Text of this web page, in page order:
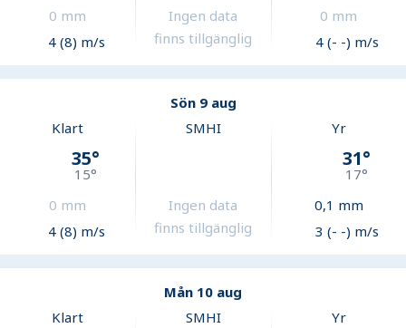
0 mm
4 (8) m/s
Ingen data
finns tillgänglig
0 mm
4 (- -) m/s
Sön 9 aug
Klart
35°
15°
0 mm
4 (8) m/s
SMHI
Ingen data
finns tillgänglig
Yr
31°
17°
0,1 mm
3 (- -) m/s
Mån 10 aug
Klart
SMHI Yr